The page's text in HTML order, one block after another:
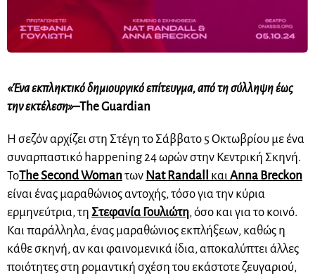
«Ένα εκπληκτικό δημιουργικό επίτευγμα, από τη σύλληψη έως
την εκτέλεση»–The Guardian
Η σεζόν αρχίζει στη Στέγη το Σάββατο 5 Οκτωβρίου με ένα
συναρπαστικό happening 24 ωρών στην Κεντρική Σκηνή.
ΤοThe Second Womanτων Nat Randall και Anna Breckon
είναι ένας μαραθώνιος αντοχής, τόσο για την κύρια
ερμηνεύτρια, τη Στεφανία Γουλιώτη, όσο και για το κοινό.
Και παράλληλα, ένας μαραθώνιος εκπλήξεων, καθώς η
κάθε σκηνή, αν και φαινομενικά ίδια, αποκαλύπτει άλλες
ποιότητες στη ρομαντική σχέση του εκάστοτε ζευγαριού,